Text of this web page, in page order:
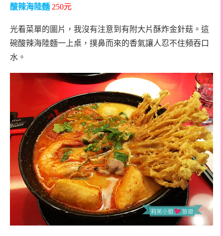
酸辣海陸麵 250元
光看菜單的圖片，我沒有注意到有附大片酥炸金針菇。這
碗酸辣海陸麵一上桌，撲鼻而來的香氣讓人忍不住頻吞口
水。